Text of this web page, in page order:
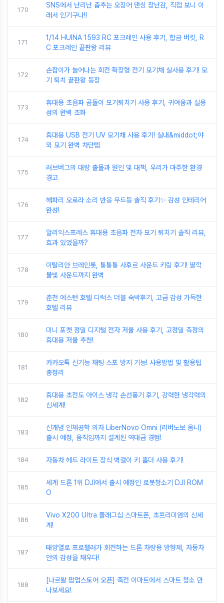
170
SNS에서 난리난 춤추는 오징어 댄싱 장난감, 직접 보니 이
래서 인기구나!!
171
1/14 HUINA 1593 RC 포크레인 사용 후기, 합금 버킷, R
C 포크레인 끝판왕 리뷰
172
손잡이가 늘어나는 회전 확장형 전기 모기채 실사용 후기! 모
기 퇴치 끝판왕 등장
173
휴대용 초음파 곰돌이 모기퇴치기 사용 후기, 귀여움과 실용
성의 완벽 조화
174
휴대용 USB 전기 UV 모기채 사용 후기! 실내&middot;야
외 모기 완벽 차단템
175
러브버그의 대량 출몰과 원인 및 대책, 우리가 마주한 환경
경고
176
해파리 오로라 소리 반응 무드등 솔직 후기✨ 감성 인테리어
완성!
177
알리익스프레스 휴대용 초음파 전자 모기 퇴치기 솔직 리뷰,
효과 있었을까?
178
이탈리안 브레인롯, 퉁퉁퉁 사후르 사운드 키링 후기! 딸깍
불빛 사운드까지 완벽
179
춘천 에스턴 호텔 디럭스 더블 숙박후기, 고급 감성 가득한
호텔 리뷰
180
미니 포켓 정밀 디지털 전자 저울 사용 후기, 고정밀 측정의
휴대용 저울 추천!
181
카카오톡 신기능 채팅 스포 방지 기능! 사용방법 및 활용팁
총정리
182
휴대용 초전도 아이스 냉각 손선풍기 후기, 강력한 냉각력의
신세계!
183
신개념 인체공학 의자 LiberNovo Omni (리버노보 옴니)
출시 예정, 움직임까지 설계된 역대급 경험!
184 자동차 헤드 라이트 장식 벽걸이 키 홀더 사용 후기!
185
세계 드론 1위 DJI에서 출시 예정인 로봇청소기 DJI ROM
O
186
Vivo X200 Ultra 플래그십 스마트폰, 초프리미엄의 신세
계!
187
태양열로 프로펠러가 회전하는 드론 차량용 방향제, 자동차
안의 감성을 채우다!
188
[나르왈 팝업스토어 오픈] 죽전 이마트에서 스마트 청소 만
나보세요!